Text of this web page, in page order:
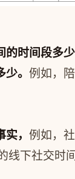
的时间段多
。 例如，
， 例如，
线下社交时